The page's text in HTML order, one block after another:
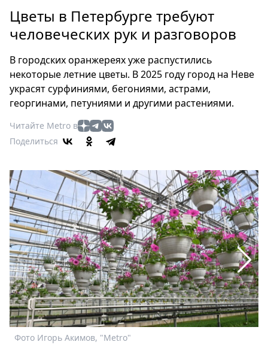
Россия
Мир
Еда
Туризм
Мода
Театр
Кино
Афиша
Книги
Выставки
Пресс-
релизы
О
Metro
Стримы
Спецпроекты
Звезды
Выборы
2026
Скачай
Цветы в Петербурге требуют
человеческих рук и разговоров
В городских оранжереях уже распустились
некоторые летние цветы. В 2025 году город на Неве
украсят сурфиниями, бегониями, астрами,
георгинами, петуниями и другими растениями.
Читайте Metro в
Поделиться
Фото Игорь Акимов, "Metro"